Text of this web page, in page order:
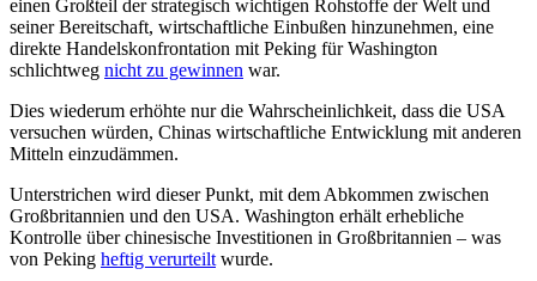
einen Großteil der strategisch wichtigen Rohstoffe der Welt und
seiner Bereitschaft, wirtschaftliche Einbußen hinzunehmen, eine
direkte Handelskonfrontation mit Peking für Washington
schlichtweg nicht zu gewinnen war.
Dies wiederum erhöhte nur die Wahrscheinlichkeit, dass die USA
versuchen würden, Chinas wirtschaftliche Entwicklung mit anderen
Mitteln einzudämmen.
Unterstrichen wird dieser Punkt, mit dem Abkommen zwischen
Großbritannien und den USA. Washington erhält erhebliche
Kontrolle über chinesische Investitionen in Großbritannien – was
von Peking heftig verurteilt wurde.